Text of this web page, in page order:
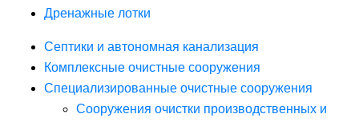
Дренажные лотки
Септики и автономная канализация
Комплексные очистные сооружения
Специализированные очистные сооружения
Сооружения очистки производственных и